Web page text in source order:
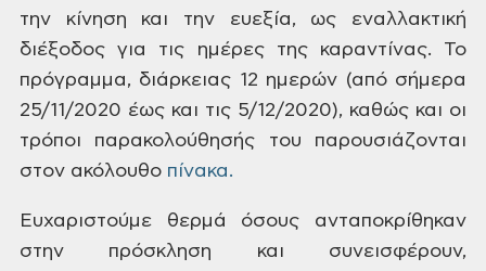
την κίνηση και την ευεξία, ως εναλλακτική
διέξοδος για τις ημέρεςτης καραντίνας. Το
πρόγραμμα, διάρκειας 12 ημερών (από σήμερα
25/11/2020 έως και τις 5/12/2020), καθώς και οι
τρόποι παρακολούθησής του παρουσιάζονται
στον ακόλουθο πίνακα.
Ευχαριστούμε θερμά όσους ανταποκρίθηκαν
στην πρόσκληση και συνεισφέρουν,